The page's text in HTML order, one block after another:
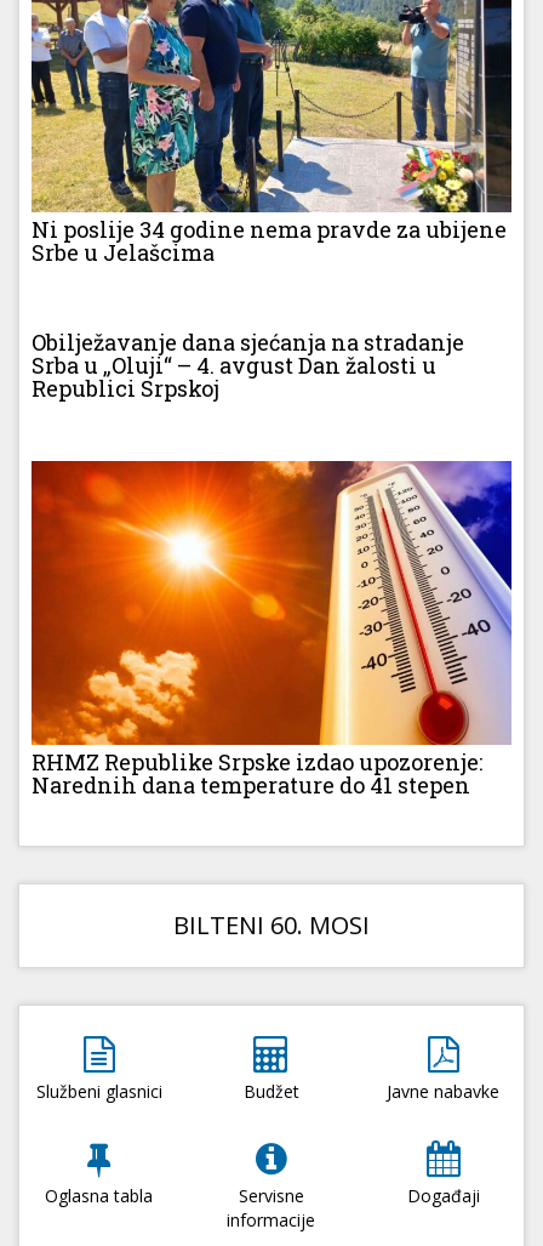
Ni poslije 34 godine nema pravde za ubijene
Srbe u Jelašcima
Obilježavanje dana sjećanja na stradanje
Srba u „Oluji“ – 4. avgust Dan žalosti u
Republici Srpskoj
RHMZ Republike Srpske izdao upozorenje:
Narednih dana temperature do 41 stepen
BILTENI 60. MOSI
Službeni glasnici Budžet Javne nabavke
Oglasna tabla
Servisne
informacije
Događaji